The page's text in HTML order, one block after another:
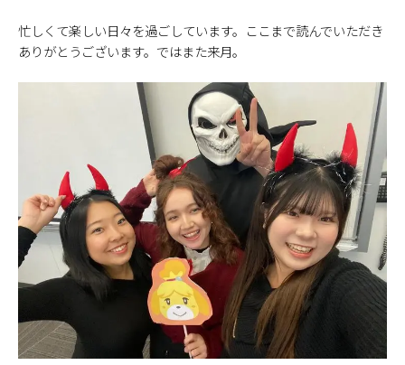
忙しくて楽しい日々を過ごしています。ここまで読んでいただき
ありがとうございます。ではまた来月。